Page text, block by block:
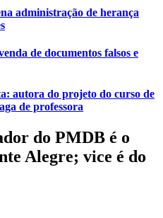
administração de herança
de documentos falsos e
autora do projeto do curso de
de professora
do PMDB é o
Alegre; vice é do